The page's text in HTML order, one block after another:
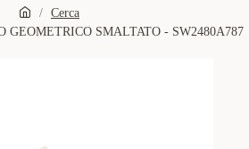
Cerca
GEOMETRICO SMALTATO - SW2480A787